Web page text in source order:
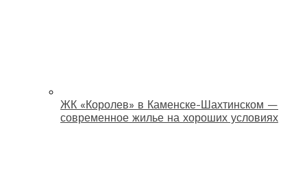
ЖК «Королев» в Каменске-Шахтинском —
современное жилье на хороших условиях